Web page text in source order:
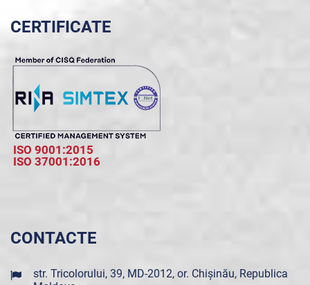
CERTIFICATE
ISO 9001:2015
ISO 37001:2016
CONTACTE
str. Tricolorului, 39, MD-2012, or. Chișinău, Republica